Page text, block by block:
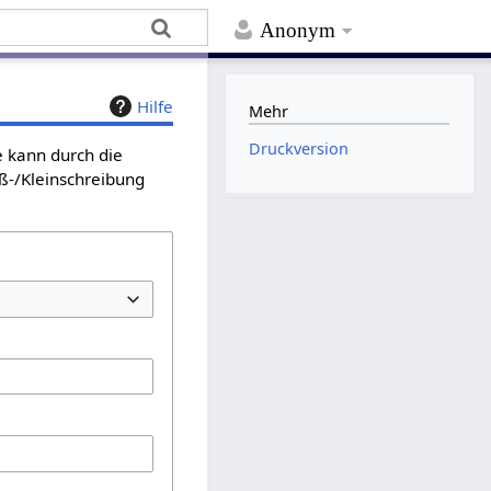
Anonym
Hilfe
kann durch die
Kleinschreibung
Mehr
Druckversion